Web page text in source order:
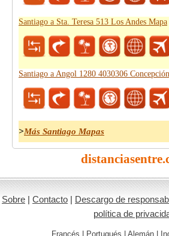
Santiago a Sta. Teresa 513 Los Andes Mapa
Santiago a Angol 1280 4030306
>Más Santiago Mapas
Sobre | Contacto | Descargo de
política de
Francés Portugués Alemán|